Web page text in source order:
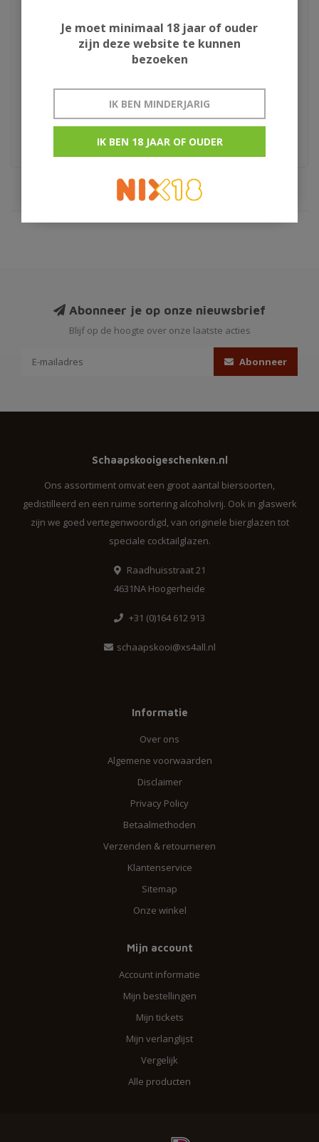
Ardbeg Drum 70cl Glenfarclas 185
€129,95
Abonneer je op onze nieuwsbrief
Blijf op de hoogte over onze laatste acties
Abonneer
Schaapskooigeschenken.nl
Ons assortiment omvat een groot aantal biersoorten,
gedistilleerd en een ruime sortering alcoholvrij. Ook in glaswerk
zijn we goed vertegenwoordigd, van originele bierglazen tot
speciale cocktailglazen.
Raadhuisstraat 21
4631NA Hoogerheide
+31 (0)164 612 913
schaapskooi@xs4all.nl
Informatie
Over ons
Algemene voorwaarden
Disclaimer
Privacy Policy
Betaalmethoden
Verzenden & retourneren
Klantenservice
Sitemap
Onze winkel
Mijn account
Account informatie
Mijn bestellingen
Mijn tickets
Mijn verlanglijst
Vergelijk
Alle producten
Je moet minimaal 18 jaar of ouder
zijn deze website te kunnen
bezoeken
IK BEN MINDERJARIG
IK BEN 18 JAAR OF OUDER